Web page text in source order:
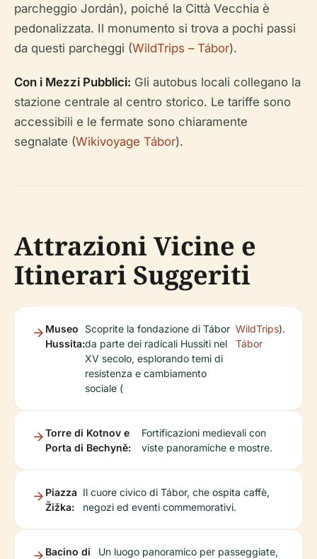
parcheggio Jordán), poiché la Città Vecchia è
pedonalizzata. Il monumento si trova a pochi passi
da questi parcheggi (WildTrips – Tábor).
Con i Mezzi Pubblici: Gli autobus locali collegano la
stazione centrale al centro storico. Le tariffe sono
accessibili e le fermate sono chiaramente
segnalate (Wikivoyage Tábor).
Attrazioni Vicine e
Itinerari Suggeriti
Museo
Hussita:
Scoprite la fondazione di Tábor
da parte dei radicali Hussiti nel
XV secolo, esplorando temi di
resistenza e cambiamento
sociale (
WildTrips
Tábor
).
Torre di Kotnov e
Porta di Bechyně:
Fortificazioni medievali con
viste panoramiche e mostre.
Piazza
Žižka:
Il cuore civico di Tábor, che ospita caffè,
negozi ed eventi commemorativi.
Bacino di
Un luogo panoramico per passeggiate,